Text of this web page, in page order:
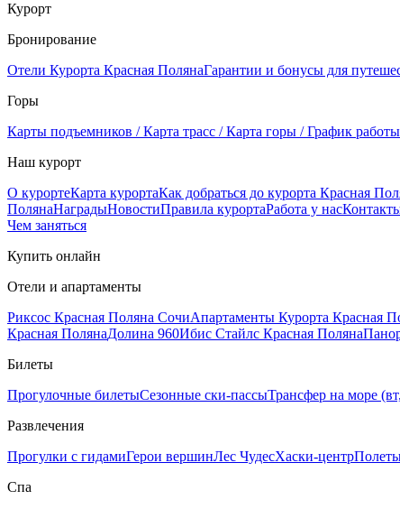
Курорт
Бронирование
Отели Курорта Красная ПолянаГарантии и бонусы для
Горы
Карты подъемников / Карта трасс / Карта горы / График
Наш курорт
О курортеКарта курортаКак добраться до курорта Красная
ПолянаНаградыНовостиПравила курортаРабота у нас
Чем заняться
Купить онлайн
Отели и апартаменты
Риксос Красная Поляна СочиАпартаменты Курорта Красная
Красная ПолянаДолина 960Ибис Стайлс Красная Поляна
Билеты
Прогулочные билетыСезонные ски-пассыТрансфер на море
Развлечения
Прогулки с гидамиГерои вершинЛес ЧудесХаски-центр
Спа